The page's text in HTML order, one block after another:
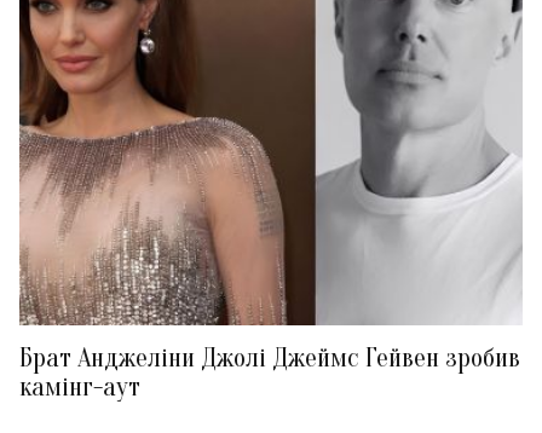
Брат Анджеліни Джолі Джеймс Гейвен зробив
камінг-аут